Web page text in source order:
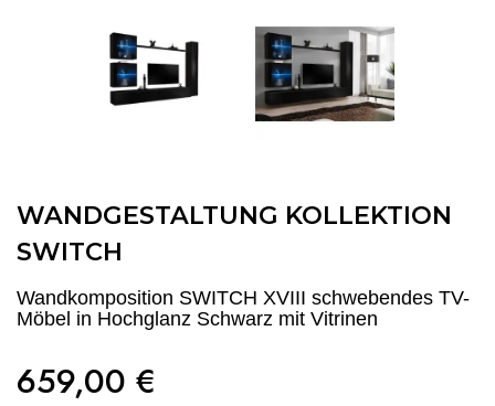
WANDGESTALTUNG KOLLEKTION
SWITCH
Wandkomposition SWITCH XVIII schwebendes TV-
Möbel in Hochglanz Schwarz mit Vitrinen
659,00 €